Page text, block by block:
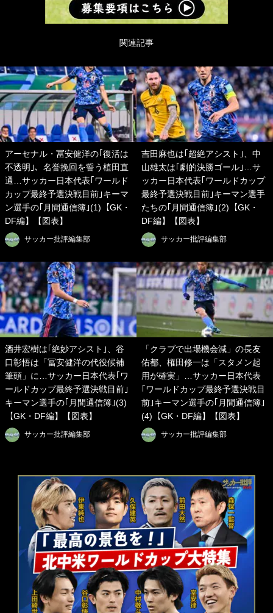
関連記事
アーセナル・冨安健洋の｢復活は
不透明｣、名誉挽回を誓う植田直
通…サッカー日本代表｢ワールド
カップ最終予選決戦目前｣キーマ
ン選手の｢月間通信簿｣(1)【GK・
DF編】【図表】
サッカー批評編集部
吉田麻也は｢超絶アシスト｣、中
山雄太は｢劇的決勝ゴール｣…サ
ッカー日本代表｢ワールドカップ
最終予選決戦目前｣キーマン選手
たちの｢月間通信簿｣(2)【GK・
DF編】【図表】
サッカー批評編集部
酒井宏樹は｢絶妙アシスト｣、谷
口彰悟は「冨安健洋の代役候補
筆頭」に…サッカー日本代表｢ワ
ールドカップ最終予選決戦目前｣
キーマン選手の｢月間通信簿｣(3)
【GK・DF編】【図表】
サッカー批評編集部
「クラブで出場機会減」の長友
佑都、権田修一は「スタメン起
用が確実」…サッカー日本代表
｢ワールドカップ最終予選決戦目
前｣キーマン選手の｢月間通信簿｣
(4)【GK・DF編】【図表】
サッカー批評編集部